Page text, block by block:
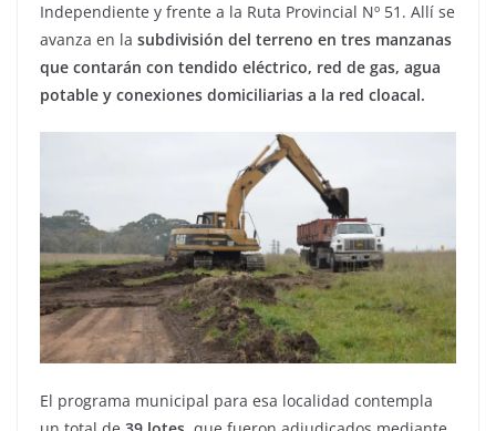
Independiente y frente a la Ruta Provincial Nº 51. Allí se
avanza en la subdivisión del terreno en tres manzanas
que contarán con tendido eléctrico, red de gas, agua
potable y conexiones domiciliarias a la red cloacal.
El programa municipal para esa localidad contempla